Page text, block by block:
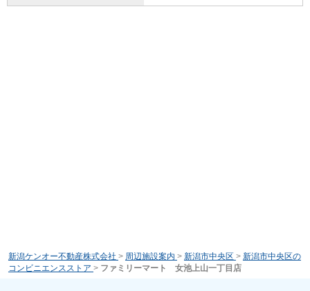
新潟ケンオー不動産株式会社 > 周辺施設案内 > 新潟市中央区 > 新潟市中央区の
コンビニエンスストア > ファミリーマート 女池上山一丁目店